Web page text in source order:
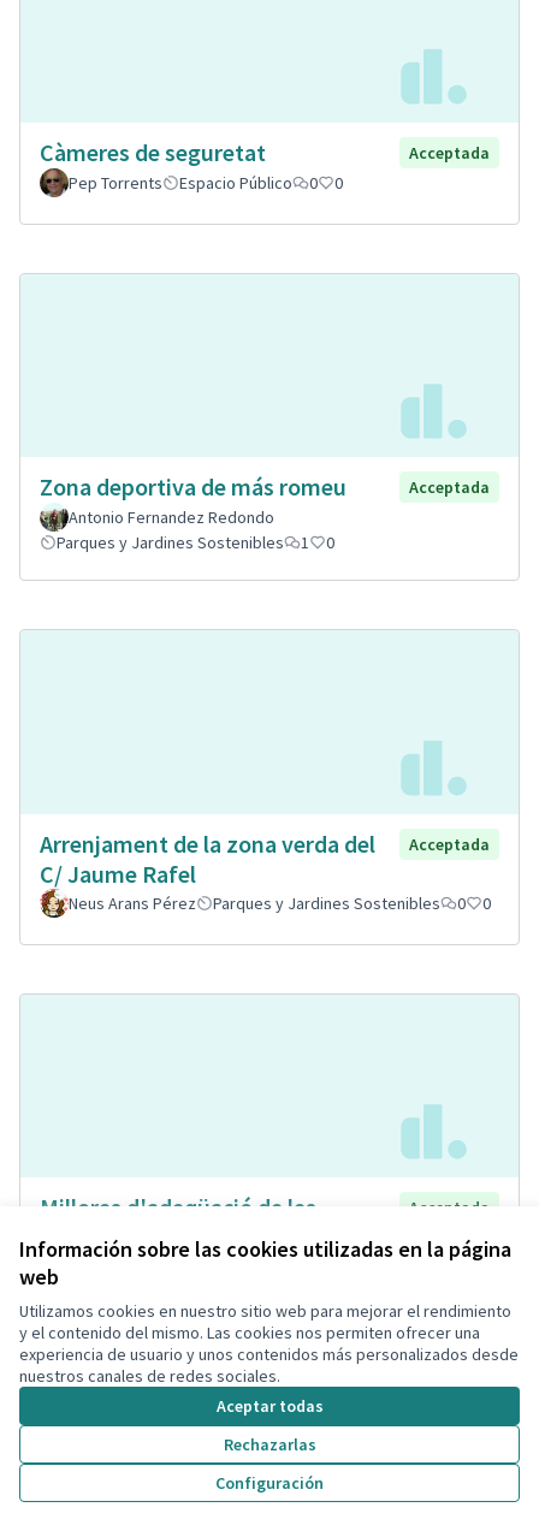
Información sobre las cookies utilizadas en la página
web
Utilizamos cookies en nuestro sitio web para mejorar el rendimiento
y el contenido del mismo. Las cookies nos permiten ofrecer una
experiencia de usuario y unos contenidos más personalizados desde
nuestros canales de redes sociales.
Aceptar todas
Rechazarlas
Configuración
Càmeres de seguretat
Acceptada
Pep Torrents
Espacio Público 0 0
Zona deportiva de más romeu
Acceptada
Antonio Fernandez Redondo
Parques y Jardines Sostenibles
1 0
Arrenjament de la zona verda del
C/ Jaume Rafel
Acceptada
Neus Arans Pérez Parques y Jardines Sostenibles 0 0
Millores d'adeqüació de les
inatal·lacions de L'Escola Santa
Creu
Acceptada